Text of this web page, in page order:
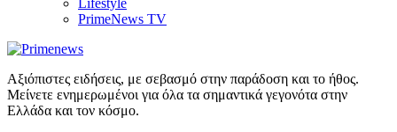
Lifestyle
PrimeNews TV
Αξιόπιστες ειδήσεις, με σεβασμό στην παράδοση και το ήθος.
Μείνετε ενημερωμένοι για όλα τα σημαντικά γεγονότα στην
Ελλάδα και τον κόσμο.